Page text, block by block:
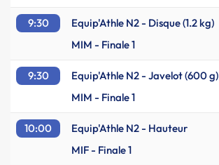
9:30 Equip'Athle N2 - Disque (1.2 kg)
MIM - Finale 1
9:30 Equip'Athle N2 - Javelot (600 g)
MIM - Finale 1
10:00 Equip'Athle N2 - Hauteur
MIF - Finale 1